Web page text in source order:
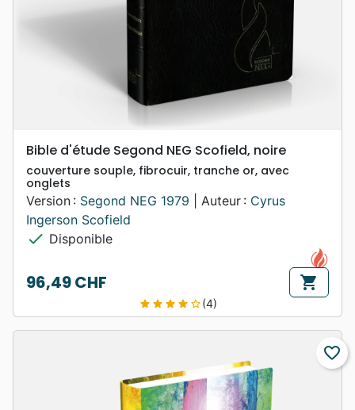
Bible d'étude Segond NEG Scofield, noire
couverture souple, fibrocuir, tranche or, avec
onglets
Version : Segond NEG 1979 | Auteur : Cyrus
Ingerson Scofield
check Disponible
Prix
96,49 CHF shopping_cart
star star star star star_border(4)
favorite_border